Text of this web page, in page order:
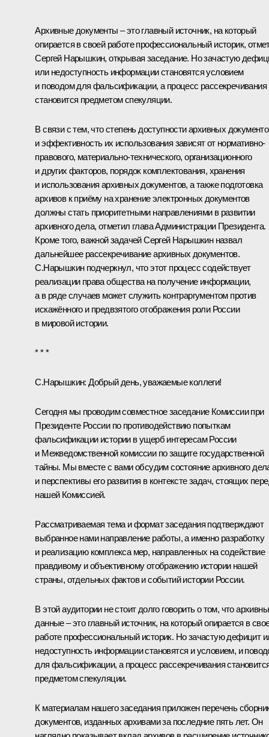
Архивные документы – это главный источник, на который
опирается в своей работе профессиональный историк,
Сергей Нарышкин, открывая заседание. Но зачастую
или недоступность информации становятся условием
и поводом для фальсификации, а процесс рассекречивания
становится предметом спекуляции.
В связи с тем, что степень доступности архивных
и эффективность их использования зависят от нормативно-
правового, материально-технического, организационного
и других факторов, порядок комплектования, хранения
и использования архивных документов, а также подготовка
архивов к приёму на хранение электронных документов
должны стать приоритетными направлениями в развитии
архивного дела, отметил глава Администрации Президента.
Кроме того, важной задачей Сергей Нарышкин назвал
дальнейшее рассекречивание архивных документов.
С.Нарышкин подчеркнул, что этот процесс содействует
реализации права общества на получение информации,
а в ряде случаев может служить контраргументом против
искажённого и предвзятого отображения роли России
в мировой истории.
* * *
С.Нарышкин: Добрый день, уважаемые коллеги!
Сегодня мы проводим совместное заседание Комиссии при
Президенте России по противодействию попыткам
фальсификации истории в ущерб интересам России
и Межведомственной комиссии по защите государственной
тайны. Мы вместе с вами обсудим состояние архивного
и перспективы его развития в контексте задач, стоящих
нашей Комиссией.
Рассматриваемая тема и формат заседания подтверждают
выбранное нами направление работы, а именно разработку
и реализацию комплекса мер, направленных на содействие
правдивому и объективному отображению истории нашей
страны, отдельных фактов и событий истории России.
В этой аудитории не стоит долго говорить о том, что
данные – это главный источник, на который опирается в
работе профессиональный историк. Но зачастую дефицит
недоступность информации становятся и условием, и
для фальсификации, а процесс рассекречивания
предметом спекуляции.
К материалам нашего заседания приложен перечень
документов, изданных архивами за последние пять лет. Он